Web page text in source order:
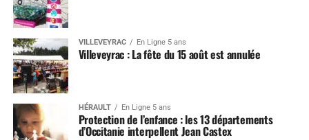
VILLEVEYRAC En Ligne 5 ans
Villeveyrac : La fête du 15 août est annulée
HÉRAULT En Ligne 5 ans
Protection de l’enfance : les 13 départements
d’Occitanie interpellent Jean Castex